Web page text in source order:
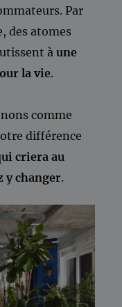
Par
des atomes
à une
la vie.
comme
différence
criera au
y changer.